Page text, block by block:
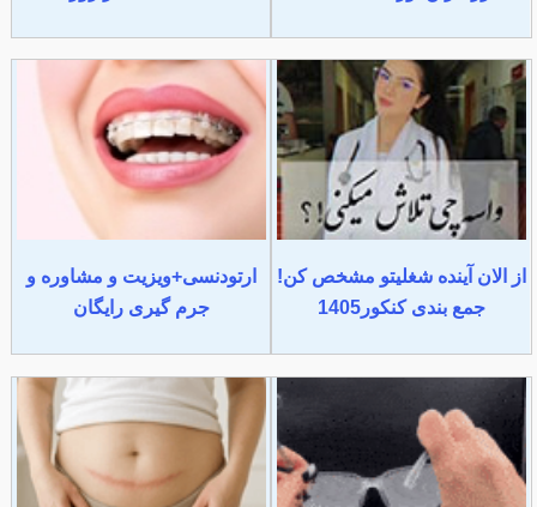
از الان آینده شغلیتو مشخص کن!
جمع بندی کنکور1405
ارتودنسی+ویزیت و مشاوره و
جرم گیری رایگان